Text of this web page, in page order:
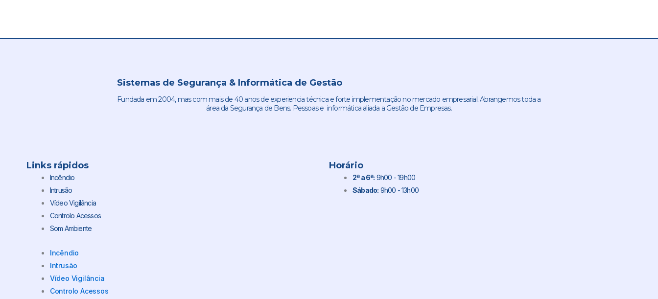
Sistemas de Segurança & Informática de Gestão
Fundada em 2004, mas com mais de 40 anos de experiencia técnica e forte implementação no mercado empresarial. Abrangemos toda a
área da Segurança de Bens. Pessoas e informática aliada a Gestão de Empresas.
Links rápidos
Incêndio
Intrusão
Vídeo Vigilância
Controlo Acessos
Som Ambiente
Incêndio
Intrusão
Vídeo Vigilância
Controlo Acessos
Horário
2ª a 6ª: 9h00 - 19h00
Sábado: 9h00 - 13h00